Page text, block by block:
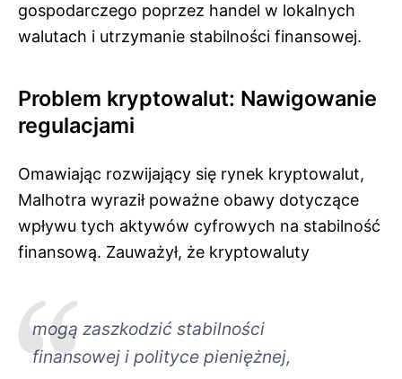
gospodarczego poprzez handel w lokalnych
walutach i utrzymanie stabilności finansowej.
Problem kryptowalut: Nawigowanie
regulacjami
Omawiając rozwijający się rynek kryptowalut,
Malhotra wyraził poważne obawy dotyczące
wpływu tych aktywów cyfrowych na stabilność
finansową. Zauważył, że kryptowaluty
mogą zaszkodzić stabilności
finansowej i polityce pieniężnej,